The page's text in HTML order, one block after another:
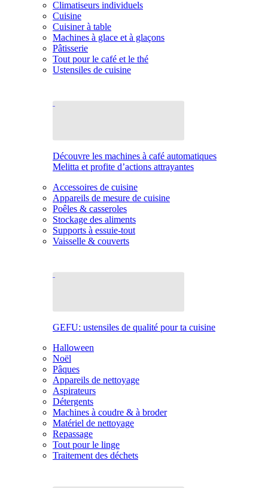
Climatiseurs individuels
Cuisine
Cuisiner à table
Machines à glace et à glaçons
Pâtisserie
Tout pour le café et le thé
Ustensiles de cuisine
Découvre les machines à café automatiques
Melitta et profite d’actions attrayantes
Accessoires de cuisine
Appareils de mesure de cuisine
Poêles & casseroles
Stockage des aliments
Supports à essuie-tout
Vaisselle & couverts
GEFU: ustensiles de qualité pour ta cuisine
Halloween
Noël
Pâques
Appareils de nettoyage
Aspirateurs
Détergents
Machines à coudre & à broder
Matériel de nettoyage
Repassage
Tout pour le linge
Traitement des déchets